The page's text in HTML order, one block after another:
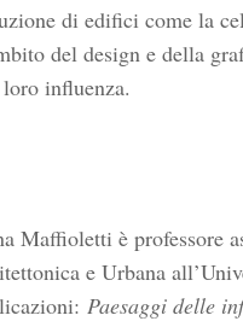
di edifici come la
del design e della
influenza.
Maffioletti è professore
e Urbana
Paesaggi delle